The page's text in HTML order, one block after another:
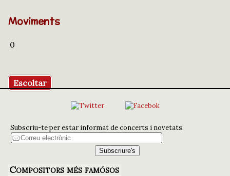
Moviments
0
Escoltar
Subscriu-te per estar informat de concerts i novetats.
Compositors més famósos